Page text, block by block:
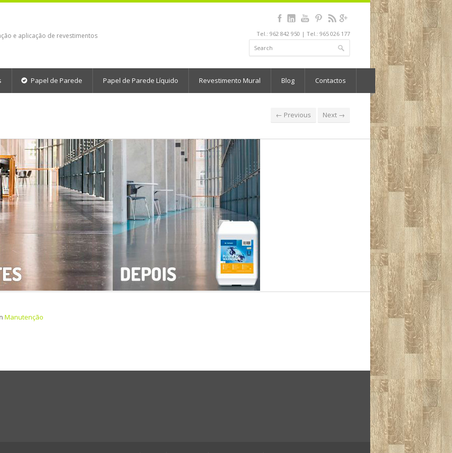
e aplicação de revestimentos Tel.: 962 842 950 | Tel.: 965 026 177
Papel de Parede Papel de Parede Líquido Revestimento Mural Blog Contactos
← Previous Next →
Manutenção